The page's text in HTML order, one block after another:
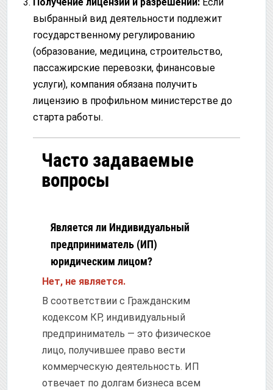
выбранный вид деятельности подлежит
государственному регулированию
(образование, медицина, строительство,
пассажирские перевозки, финансовые
услуги), компания обязана получить
лицензию в профильном министерстве до
старта работы.
Часто задаваемые
вопросы
Является ли Индивидуальный
предприниматель (ИП)
юридическим лицом?
Нет, не является.
В соответствии с Гражданским
кодексом КР, индивидуальный
предприниматель — это физическое
лицо, получившее право вести
коммерческую деятельность. ИП
отвечает по долгам бизнеса всем